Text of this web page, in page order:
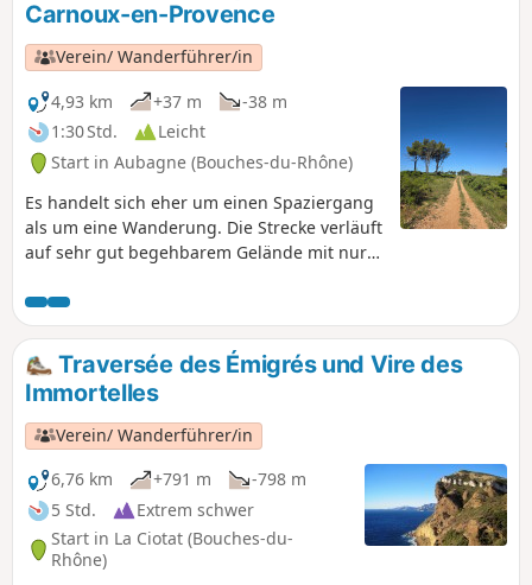
über den Bogen Toulon-Marseille. Sie
beenden die Tour mit einer Erkundung der
Täler oberhalb von La Ciotat. GPS-Gerät
dringend empfohlen!
Carnoux-en-Provence
Verein/ Wanderführer/in
4,93 km
+37 m
-38 m
1:30 Std.
Leicht
Start in Aubagne (Bouches-du-Rhône)
Es handelt sich eher um einen Spaziergang
als um eine Wanderung. Die Strecke verläuft
auf sehr gut begehbarem Gelände mit nur
stark frequentiert und führt um das Plateau
herum mit schönen, weiten Ausblicken auf
die Region.
Traversée des Émigrés und Vire des
Immortelles
Verein/ Wanderführer/in
6,76 km
+791 m
-798 m
5 Std.
Extrem schwer
Start in La Ciotat (Bouches-du-
Rhône)